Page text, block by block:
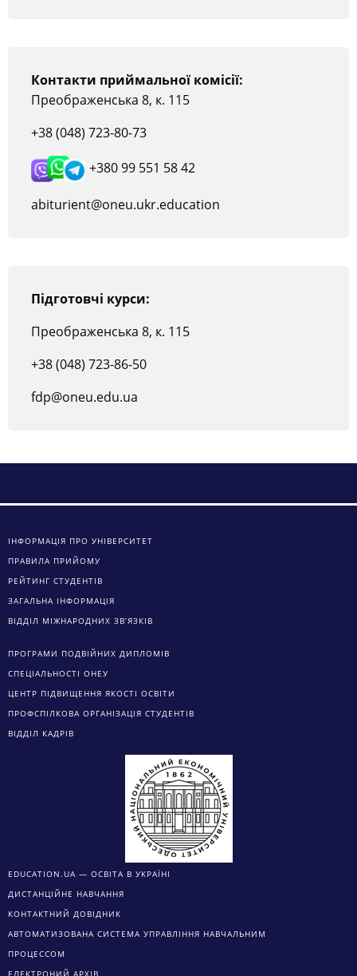
Контакти приймальної комісії:
Преображенська 8, к. 115
+38 (048) 723-80-73
+380 99 551 58 42
abiturient@oneu.ukr.education
Підготовчі курси:
Преображенська 8, к. 115
+38 (048) 723-86-50
fdp@oneu.edu.ua
ІНФОРМАЦІЯ ПРО УНІВЕРСИТЕТ
ПРАВИЛА ПРИЙОМУ
РЕЙТИНГ СТУДЕНТІВ
ЗАГАЛЬНА ІНФОРМАЦІЯ
ВІДДІЛ МІЖНАРОДНИХ ЗВ’ЯЗКІВ
ПРОГРАМИ ПОДВІЙНИХ ДИПЛОМІВ
СПЕЦІАЛЬНОСТІ ОНЕУ
ЦЕНТР ПІДВИЩЕННЯ ЯКОСТІ ОСВІТИ
ПРОФСПІЛКОВА ОРГАНІЗАЦІЯ СТУДЕНТІВ
ВІДДІЛ КАДРІВ
EDUCATION.UA — ОСВІТА В УКРАЇНІ
ДИСТАНЦІЙНЕ НАВЧАННЯ
КОНТАКТНИЙ ДОВІДНИК
АВТОМАТИЗОВАНА СИСТЕМА УПРАВЛІННЯ НАВЧАЛЬНИМ
ПРОЦЕССОМ
ЕЛЕКТРОНИЙ АРХІВ